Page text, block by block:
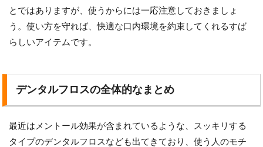
とではありますが、使うからには一応注意しておきましょ
う。使い方を守れば、快適な口内環境を約束してくれるすば
らしいアイテムです。
デンタルフロスの全体的なまとめ
最近はメントール効果が含まれているような、スッキリする
タイプのデンタルフロスなども出てきており、使う人のモチ